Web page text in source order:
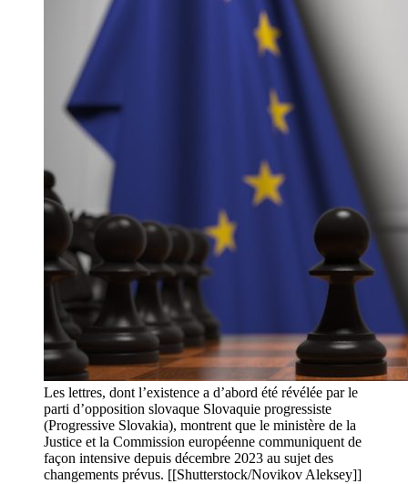
Les lettres, dont l’existence a d’abord été révélée par le
parti d’opposition slovaque Slovaquie progressiste
(Progressive Slovakia), montrent que le ministère de la
Justice et la Commission européenne communiquent de
façon intensive depuis décembre 2023 au sujet des
changements prévus. [[Shutterstock/Novikov Aleksey]]